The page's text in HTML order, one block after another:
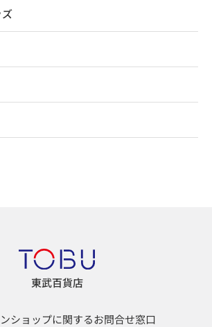
東武百貨店
ショップに関するお問合せ窓口